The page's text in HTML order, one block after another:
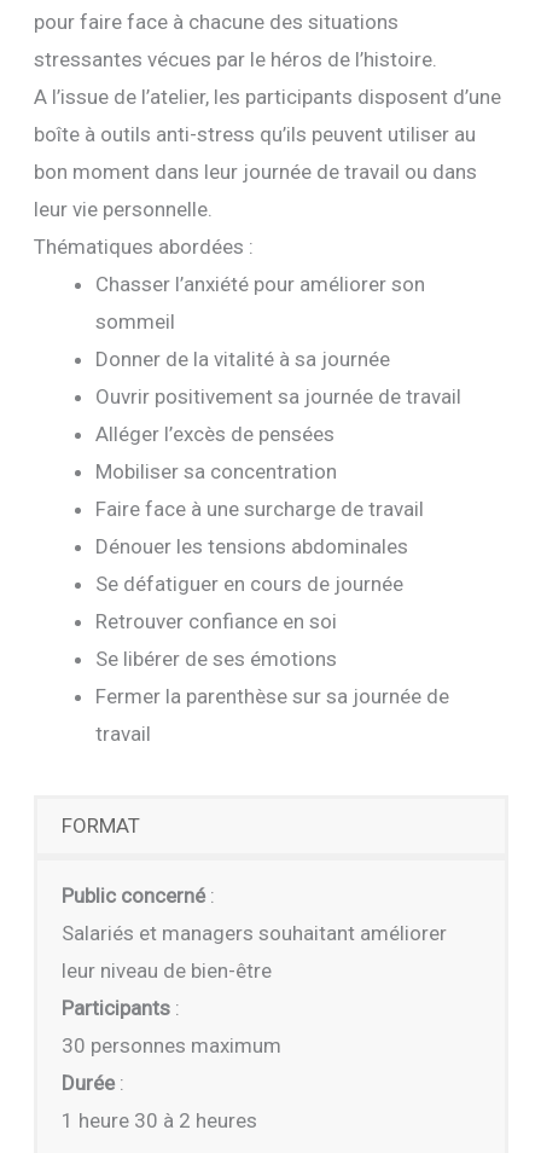
pour faire face à chacune des situations
stressantes vécues par le héros de l’histoire.
A l’issue de l’atelier, les participants disposent d’une
boîte à outils anti-stress qu’ils peuvent utiliser au
bon moment dans leur journée de travail ou dans
leur vie personnelle.
Thématiques abordées :
Chasser l’anxiété pour améliorer son
sommeil
Donner de la vitalité à sa journée
Ouvrir positivement sa journée de travail
Alléger l’excès de pensées
Mobiliser sa concentration
Faire face à une surcharge de travail
Dénouer les tensions abdominales
Se défatiguer en cours de journée
Retrouver confiance en soi
Se libérer de ses émotions
Fermer la parenthèse sur sa journée de
travail
FORMAT
Public concerné:
Salariés et managers souhaitant améliorer
leur niveau de bien-être
Participants:
30 personnes maximum
Durée:
1 heure 30 à 2 heures